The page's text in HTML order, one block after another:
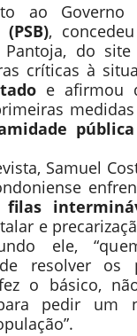
ao Governo
,
Pantoja, do
críticas à
e afirmou
Samuel
filas
e
ele,
resolver os
o básico,
pedir um